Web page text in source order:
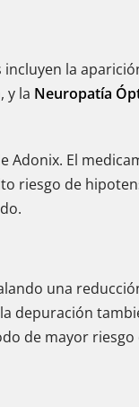
la
, y la Neuropatía
Adonix. El
riesgo de
una
depuración
de mayor